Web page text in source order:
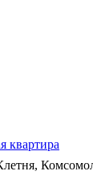
квартира